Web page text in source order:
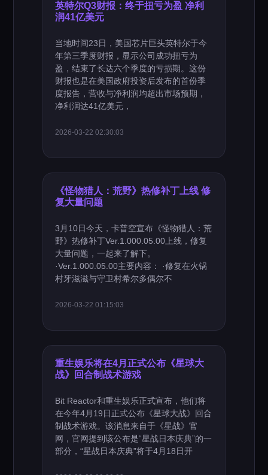
英特尔Q3财报：终于扭亏为盈 净利
润41亿美元
当地时间23日，美国芯片巨头英特尔于今
年第三季度财报，显示公司成功扭亏为
盈，结束了长达六个季度的亏损期。这份
财报也是在美国政府投资后发布的首份季
度报告，营收与净利润均超出市场预期，
净利润达41亿美元，
2026-03-22 02:30:03
《怪物猎人：荒野》热修补丁上线 修
复大量问题
3月10日今天，卡普空宣布《怪物猎人：荒
野》热修补丁Ver.1.000.05.00上线，修复
大量问题，一起来了解下。
·Ver.1.000.05.00主要内容： ·修复在火锅
村牙滋滋与守卫村希尔多偶尔不
2026-03-22 01:15:03
重生娱乐将在4月正式公布《星球大
战》回合制战术游戏
Bit Reactor和重生娱乐正式宣布，他们将
在今年4月19日正式公布《星球大战》回合
制战术游戏。该消息来自于《星战》官
网，官网提到该公布是“星战日本庆典”的一
部分，“星战日本庆典”将于4月18日开